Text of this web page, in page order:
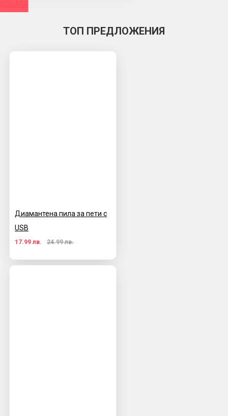
ТОП ПРЕДЛОЖЕНИЯ
Диамантена пила за пети с
USB
17.99 лв. 24.99 лв.